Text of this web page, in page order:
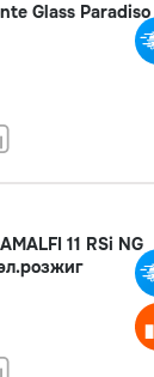
Glass Paradiso
11 RSi NG